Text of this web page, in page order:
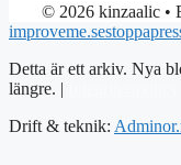
© 2026 kinzaalic •
improveme.se
Detta är ett arkiv. Nya
längre. |
Drift & teknik: